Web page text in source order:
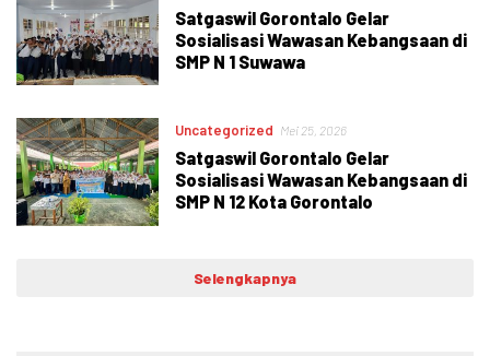
Satgaswil Gorontalo Gelar
Sosialisasi Wawasan Kebangsaan di
SMP N 1 Suwawa
Uncategorized Mei 25, 2026
Satgaswil Gorontalo Gelar
Sosialisasi Wawasan Kebangsaan di
SMP N 12 Kota Gorontalo
Selengkapnya